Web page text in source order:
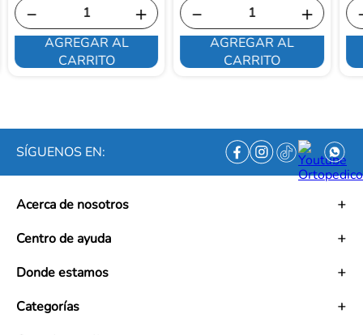
＋
－
AGREGAR AL
CARRITO
＋
－
AGREGAR AL
CARRITO
SÍGUENOS EN:
Acerca de nosotros
Misión
Trabaja con nosotros
Ética empresarial
Centro de ayuda
Políticas de tratamiento de datos personales
PQRS y Garantías
Donde estamos
Mapa de tiendas
Contacto
Categorías